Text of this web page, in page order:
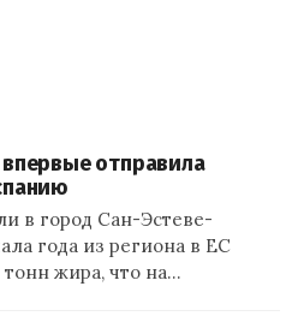
отправила
в город Сан-Эстеве-
года из региона в ЕС
тонн жира, что на…